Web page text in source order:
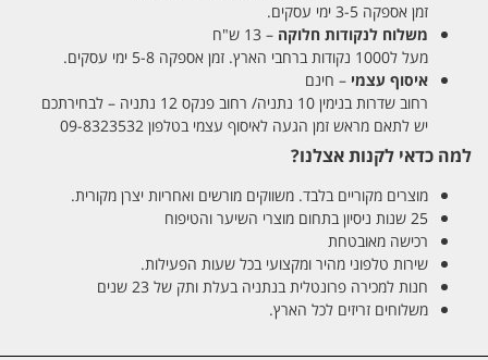
זמן אספקה 3-5 ימי עסקים.
משלוח לנקודות חלוקה – 13 ש"ח
מעל ל1000 נקודות ברחבי הארץ. זמן אספקה 5-8 ימי עסקים.
איסוף עצמי – חינם
רחוב שדרות בנימין 10 נתניה/ רחוב פנקס 12 נתניה – לבחירתכם
יש לתאם מראש זמן הגעה לאיסוף עצמי בטלפון 09-8323532
למה כדאי לקנות אצלנו?
מוצרים מקוריים בלבד. משווקים מורשים ואחריות יצרן מקורית.
25 שנות ניסיון בתחום מוצרי השיער והטיפוח
רכישה מאובטחת
שירות טלפוני מהיר ומקצועי בכל שעות הפעילות.
חנות למכירה פרונטלית בנתניה בעלת ותק של 23 שנים
משלוחים זריזים לכל הארץ.